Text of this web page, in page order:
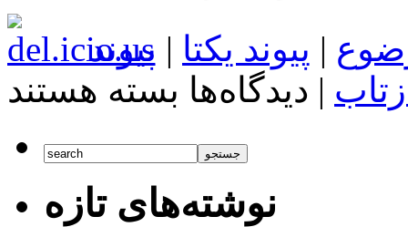
| پیوند یکتا | پیوند
| دیدگاه‌هابرای
تِک
دوربین
عکاسی
تصاویر
بسته هستند
نوشته‌های تازه